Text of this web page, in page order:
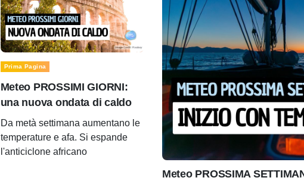
Prima Pagina
Meteo PROSSIMI GIORNI:
una nuova ondata di caldo
Da metà settimana aumentano le
temperature e afa. Si espande
l'anticiclone africano
Meteo PROSSIMA